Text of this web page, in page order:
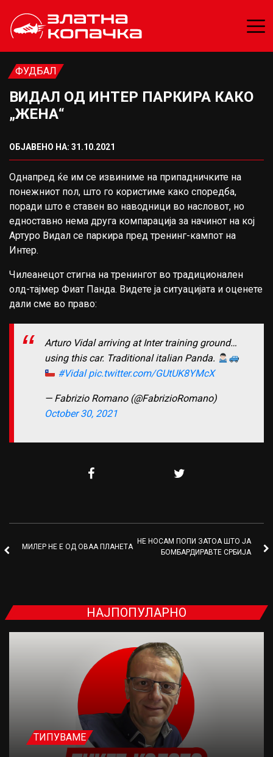
ФУДБАЛ
ВИДАЛ ОД ИНТЕР ПАРКИРА КАКО
„ЖЕНА“
ОБЈАВЕНО НА: 31.10.2021
Однапред ќе им се извиниме на припадничките на
понежниот пол, што го користиме како споредба,
поради што е ставен во наводници во насловот, но
едноставно нема друга компарација за начинот на кој
Артуро Видал се паркира пред тренинг-кампот на
Интер.
Чилеанецот стигна на тренингот во традиционален
олд-тајмер Фиат Панда. Видете ја ситуацијата и оценете
дали сме во право:
Arturo Vidal arriving at Inter training ground…
using this car. Traditional italian Panda.
#Vidal pic.twitter.com/GUtUK8YMcX
— Fabrizio Romano (@FabrizioRomano)
October 30, 2021
МИЛЕР НЕ Е ОД ОВАА ПЛАНЕТА
НЕ НОСАМ ПОПИ ЗАТОА ШТО ЈА
БОМБАРДИРАВТЕ СРБИЈА
НАЈПОПУЛАРНО
ТИПУВАМЕ